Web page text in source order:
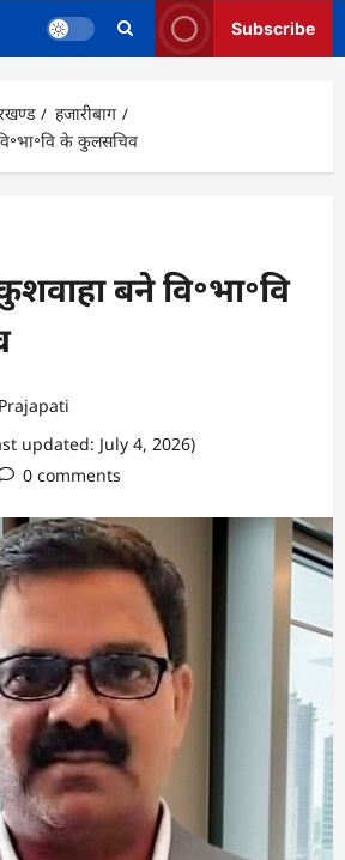
Subscribe
हजारीबाग
के कुलसचिव
बने वि॰भा॰वि
updated: July 4, 2026)
0 comments